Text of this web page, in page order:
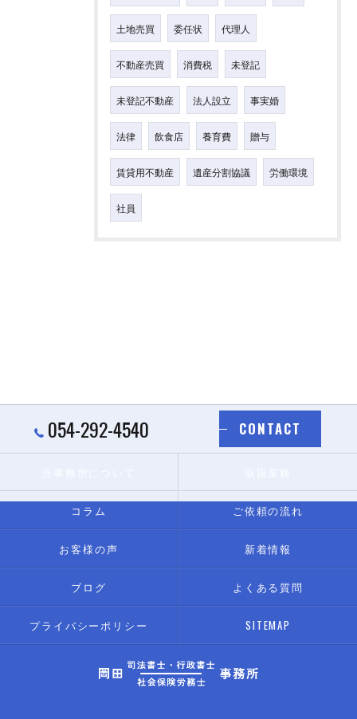
土地売買 委任状 代理人
不動産売買 消費税 未登記
未登記不動産 法人設立 事実婚
法律 飲食店 養育費 贈与
賃貸用不動産 遺産分割協議 労働環境
社員
054-292-4540 CONTACT
コラム ご依頼の流れ
お客様の声 新着情報
ブログ よくある質問
プライバシーポリシー SITEMAP